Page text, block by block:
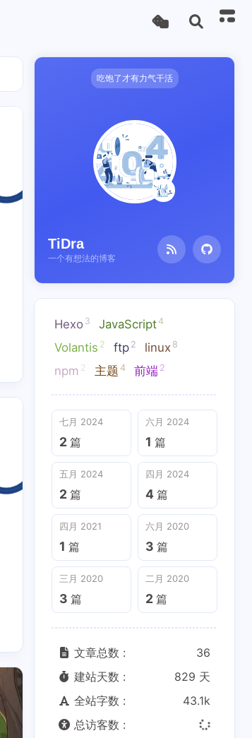
吃饱了才有力气干活
TiDra
一个有想法的博客
Hexo 3 JavaScript4
Volantis 2 ftp 2 linux 8
npm 2 主题 4 前端 2
七月 2024
2 篇
六月 2024
1 篇
五月 2024
2 篇
四月 2024
4 篇
四月 2021
1 篇
六月 2020
3 篇
三月 2020
3 篇
二月 2020
2 篇
文章总数 :
36
建站天数 :
829 天
全站字数 :
43.1k
总访客数 :